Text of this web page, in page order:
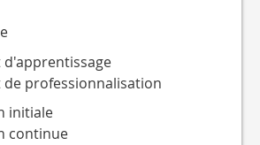
d'apprentissage
de professionnalisation
initiale
continue